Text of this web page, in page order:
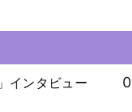
インタビュー
0